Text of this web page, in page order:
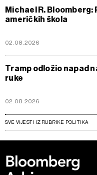
Michael R.
američkih škola
02.08.2026
Tramp odložio napad
ruke
02.08.2026
SVE VIJESTI IZ RUBRIKE POLITIKA